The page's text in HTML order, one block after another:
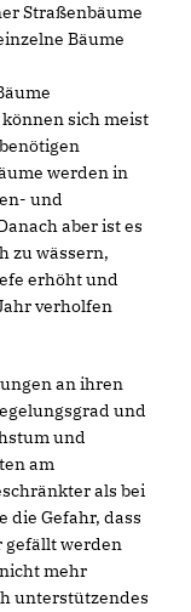
Straßenbäume
Bäume
sich meist
werden in
und
aber ist es
zu wässern,
erhöht und
verholfen
an ihren
und
und
am
als bei
die Gefahr, dass
gefällt werden
mehr
unterstützendes